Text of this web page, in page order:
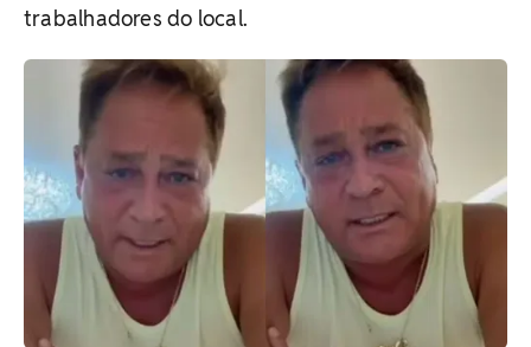
trabalhadores do local.